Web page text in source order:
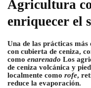
Agricultura
enriquecer el
Una de las prácticas
con cubierta de ceniza,
como enarenado Los
de ceniza volcánica y
localmente como rofe,
reduce la evaporación.